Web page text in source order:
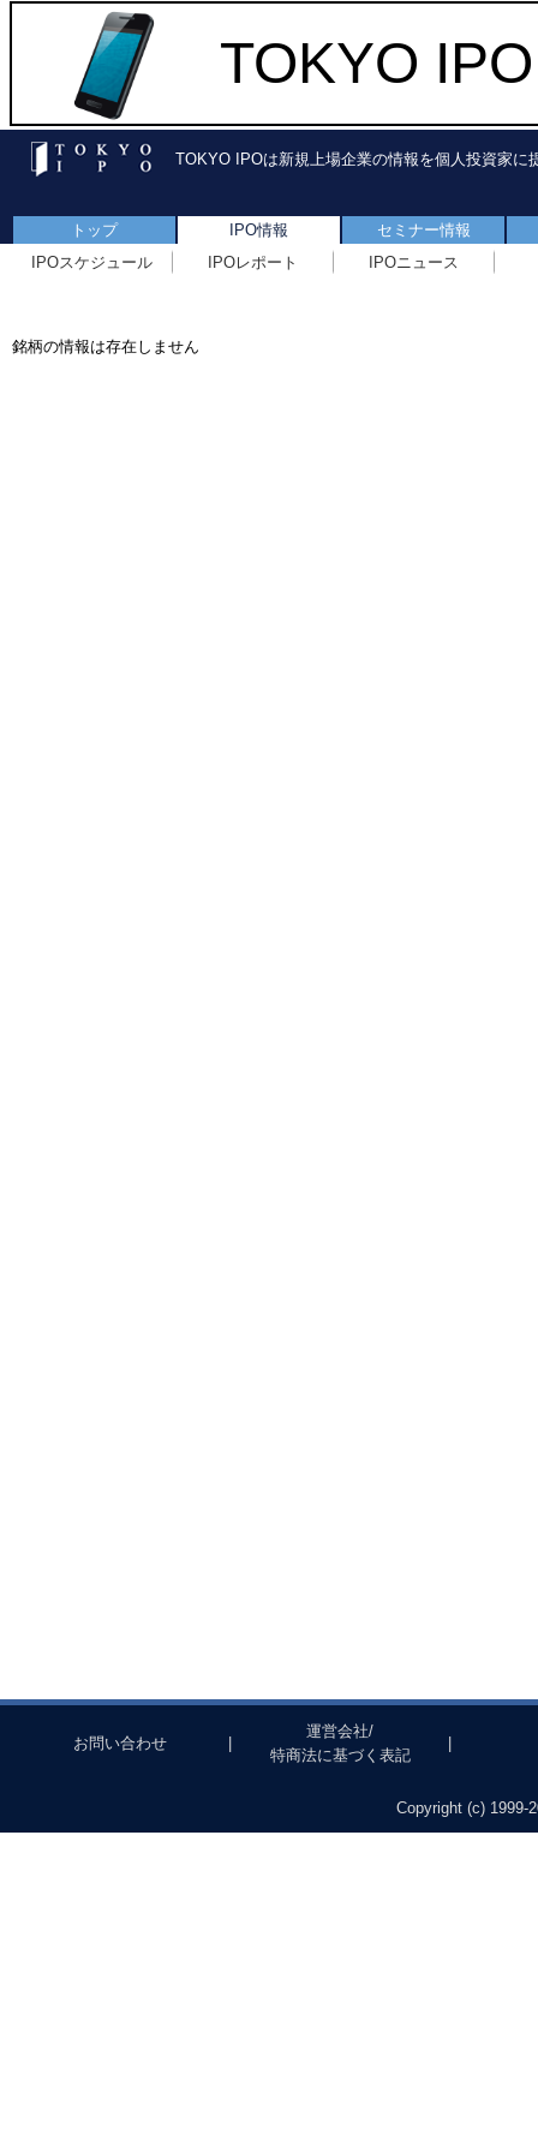
TOKYO
TOKYO IPOは新規上場企業の情報を個人投資家に
トップ IPO情報
セミナー情報
IPOスケジュール
IPOレポート IPOニュース
銘柄の情報は存在しません
お問い合わせ
運営会社/
特商法に基づく表記
Copyright (c) 1999-